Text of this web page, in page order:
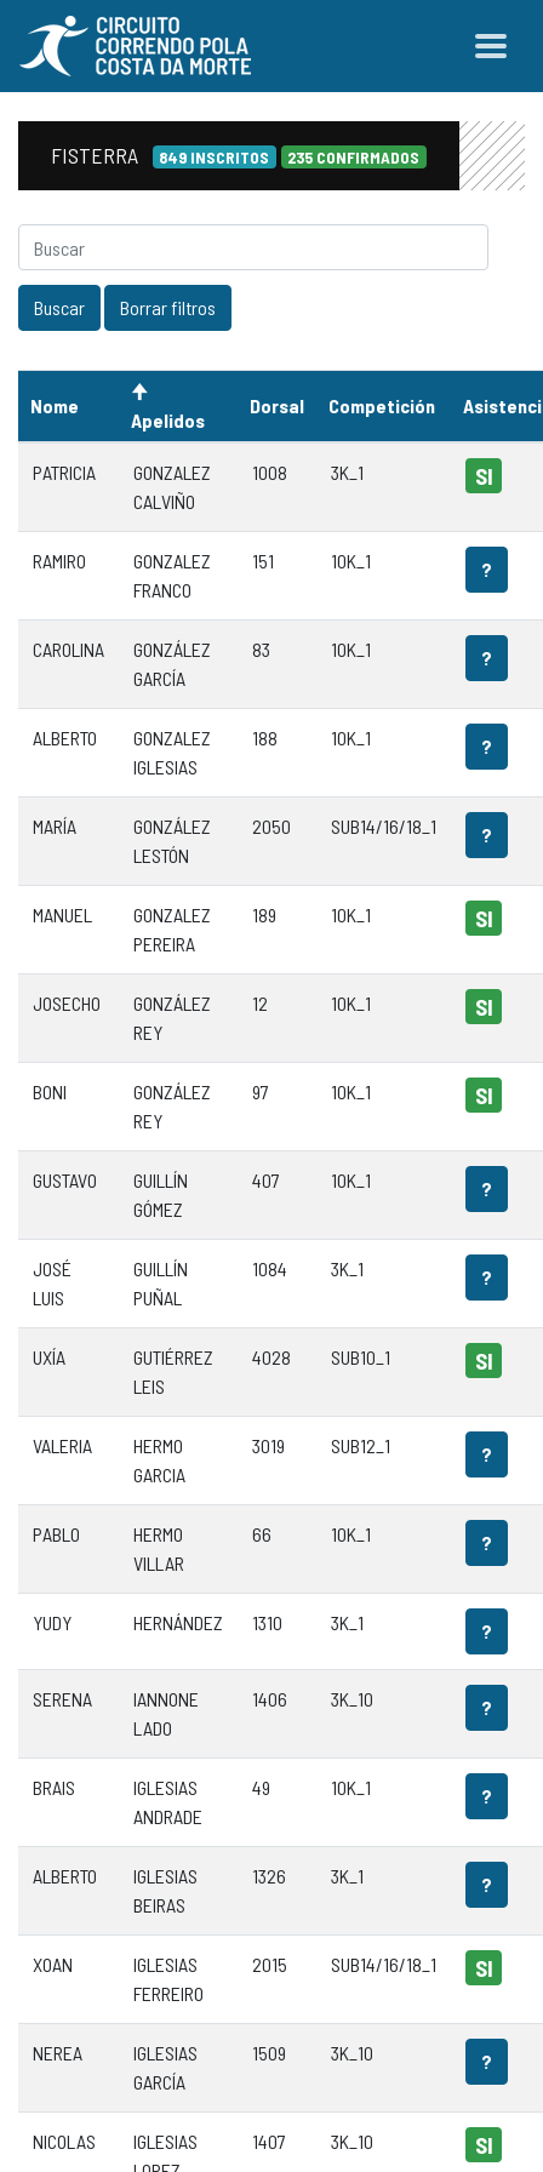
FISTERRA 849 INSCRITOS 235 CONFIRMADOS
Nome
Apelidos
Dorsal Competición
PATRICIA
GONZALEZ
CALVIÑO
1008 3K_1 SI
RAMIRO
GONZALEZ
FRANCO
151 10K_1 ?
CAROLINA
GONZÁLEZ
GARCÍA
83 10K_1 ?
ALBERTO
GONZALEZ
IGLESIAS
188 10K_1 ?
MARÍA
GONZÁLEZ
LESTÓN
2050 SUB14/16/18_1 ?
MANUEL
GONZALEZ
PEREIRA
189 10K_1 SI
JOSECHO
GONZÁLEZ
REY
12 10K_1 SI
BONI
GONZÁLEZ
REY
97 10K_1 SI
GUSTAVO
GUILLÍN
GÓMEZ
407 10K_1 ?
JOSÉ
LUIS
GUILLÍN
PUÑAL
1084 3K_1 ?
UXÍA
GUTIÉRREZ
LEIS
4028 SUB10_1 SI
VALERIA
HERMO
GARCIA
3019 SUB12_1 ?
PABLO
HERMO
VILLAR
66 10K_1 ?
YUDY HERNÁNDEZ 1310 3K_1 ?
SERENA
IANNONE
LADO
1406 3K_10 ?
BRAIS
IGLESIAS
ANDRADE
49 10K_1 ?
ALBERTO
IGLESIAS
BEIRAS
1326 3K_1 ?
XOAN
IGLESIAS
FERREIRO
2015 SUB14/16/18_1 SI
NEREA
IGLESIAS
GARCÍA
1509 3K_10 ?
NICOLAS
IGLESIAS
1407 3K_10 SI